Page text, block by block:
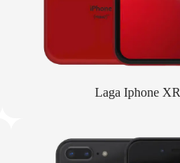
Laga Iphone XR